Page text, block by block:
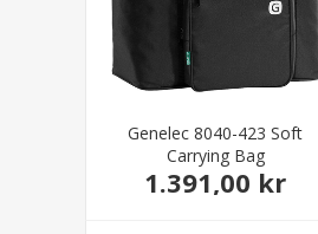
Genelec 8040-423 Soft
Carrying Bag
1.391,00 kr